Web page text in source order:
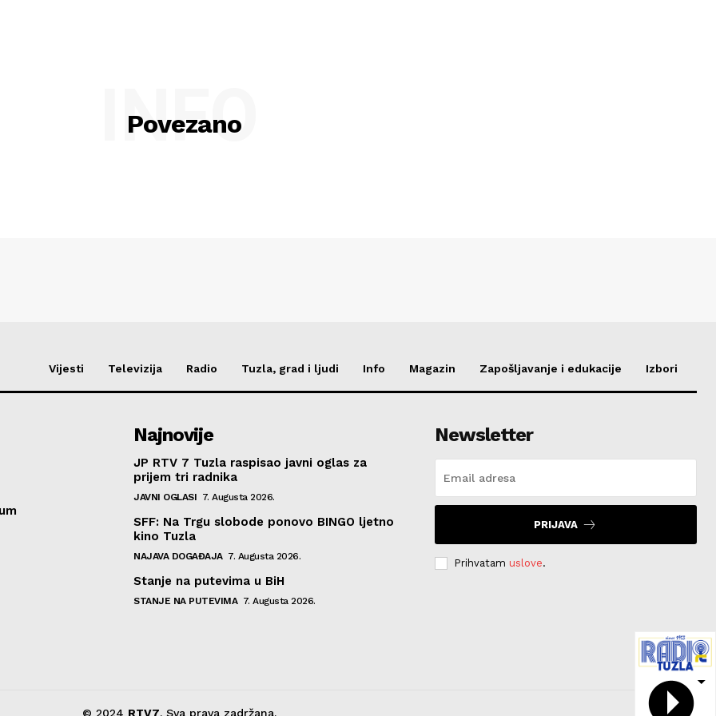
Povezano
INFO
Vijesti Televizija Radio Tuzla, grad i ljudi Info Magazin Zapošljavanje i edukacije Izbori
Najnovije
JP RTV 7 Tuzla raspisao javni oglas za
prijem tri radnika
JAVNI OGLASI 7. Augusta 2026.
SFF: Na Trgu slobode ponovo BINGO ljetno
kino Tuzla
NAJAVA DOGAĐAJA 7. Augusta 2026.
Stanje na putevima u BiH
STANJE NA PUTEVIMA 7. Augusta 2026.
Newsletter
PRIJAVA
Prihvatam uslove.
© 2024 RTV7. Sva prava zadržana.